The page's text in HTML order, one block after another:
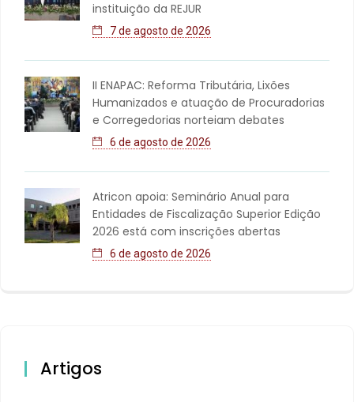
instituição da REJUR
7 de agosto de 2026
II ENAPAC: Reforma Tributária, Lixões
Humanizados e atuação de Procuradorias
e Corregedorias norteiam debates
6 de agosto de 2026
Atricon apoia: Seminário Anual para
Entidades de Fiscalização Superior Edição
2026 está com inscrições abertas
6 de agosto de 2026
Artigos